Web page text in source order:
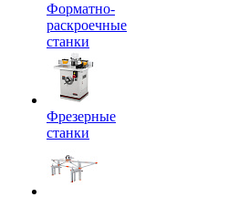
Форматно-
раскроечные
станки
Фрезерные
станки